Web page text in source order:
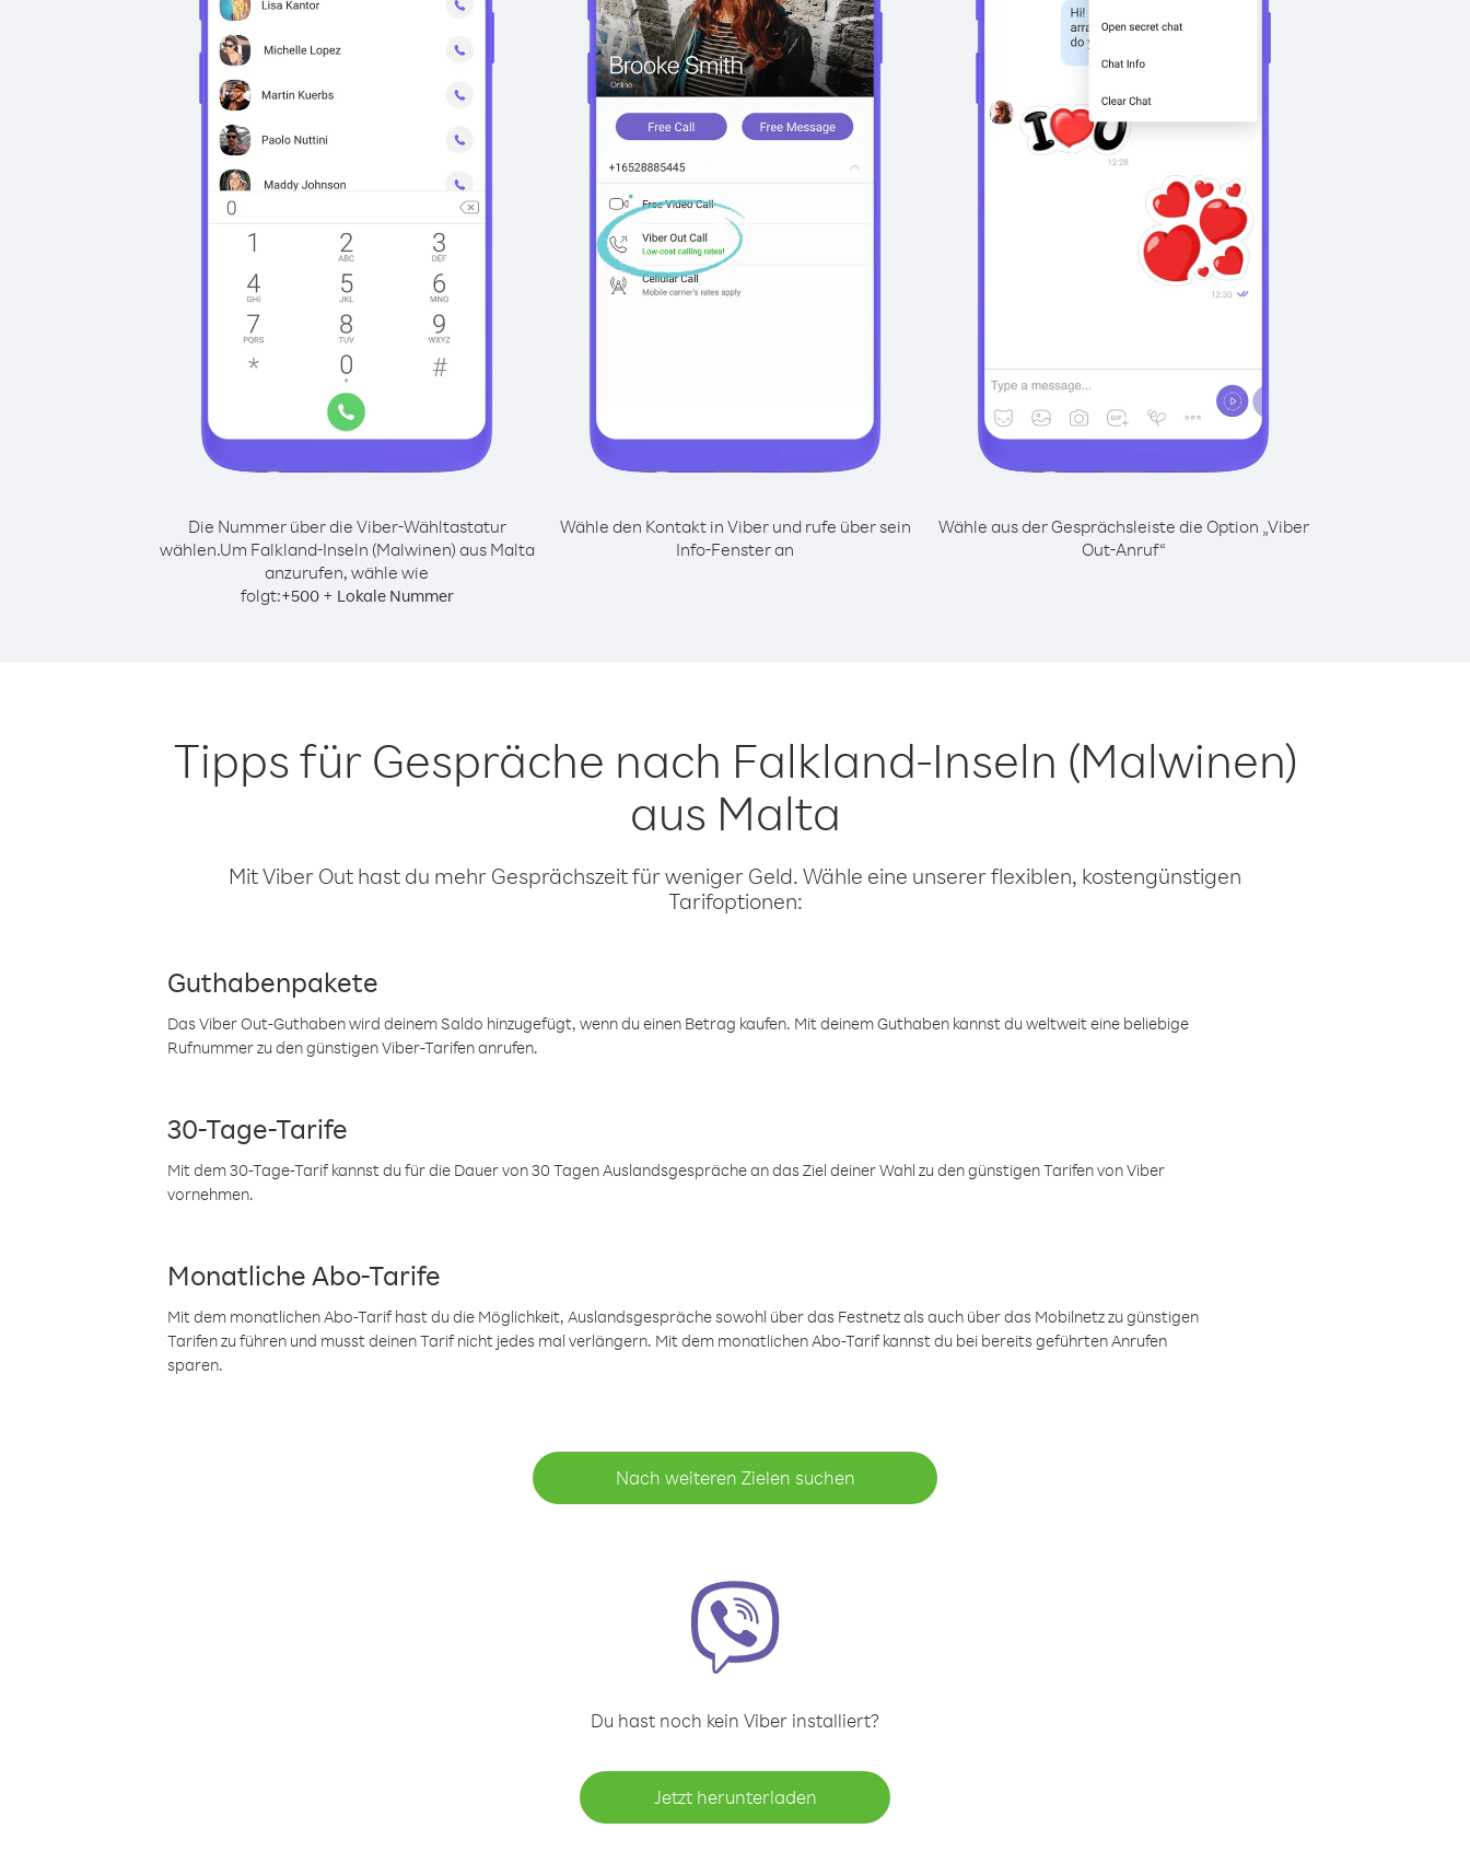
Die Nummer über die Viber-Wähltastatur
wählen.Um Falkland-Inseln (Malwinen) aus Malta
anzurufen, wähle wie
folgt:+500+ Lokale Nummer
Wähle den Kontakt in Viber und rufe über sein
Info-Fenster an
Wähle aus der Gesprächsleiste die Option „Viber
Out-Anruf“
Tipps für Gespräche nach Falkland-Inseln (Malwinen)
aus Malta
Mit Viber Out hast du mehr Gesprächszeit für weniger Geld. Wähle eine unserer flexiblen, kostengünstigen
Tarifoptionen:
Guthabenpakete
Das Viber Out-Guthaben wird deinem Saldo hinzugefügt, wenn du einen Betrag kaufen. Mit deinem Guthaben kannst du weltweit eine beliebige
Rufnummer zu den günstigen Viber-Tarifen anrufen.
30-Tage-Tarife
Mit dem 30-Tage-Tarif kannst du für die Dauer von 30 Tagen Auslandsgespräche an das Ziel deiner Wahl zu den günstigen Tarifen von Viber
vornehmen.
Monatliche Abo-Tarife
Mit dem monatlichen Abo-Tarif hast du die Möglichkeit, Auslandsgespräche sowohl über das Festnetz als auch über das Mobilnetz zu günstigen
Tarifen zu führen und musst deinen Tarif nicht jedes mal verlängern. Mit dem monatlichen Abo-Tarif kannst du bei bereits geführten Anrufen
sparen.
Nach weiteren Zielen suchen
Du hast noch kein Viber installiert?
Jetzt herunterladen